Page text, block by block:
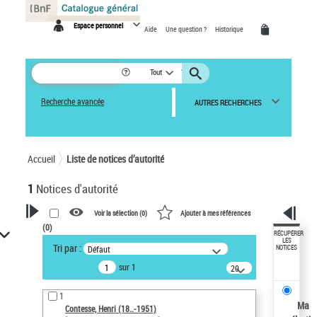
Espace personnel Aide Une question ? Historique
Tout
Recherche avancée AUTRES RECHERCHES
Accueil Liste de notices d’autorité
1 Notices d'autorité
VOTRE RECHERCHE
Recherche avancée dans les
notices d’autorité
Œuvres liées à l'auteur :
Contesse, Henri (18..-1951)
Voir la sélection (0) Ajouter à mes références
(0)
Tri par : Défaut
sur 1
20
résultats/page
1
Contesse, Henri (18..-1951)
RÉCUPÉRER
LES
NOTICES
Ma
Panneau de gestion des cookies